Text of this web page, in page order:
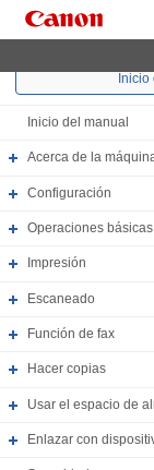
Inicio
Inicio del manual
Acerca de la
Configuración
Operaciones básicas
Impresión
Escaneado
Función de fax
Hacer copias
Usar el espacio de
Enlazar con